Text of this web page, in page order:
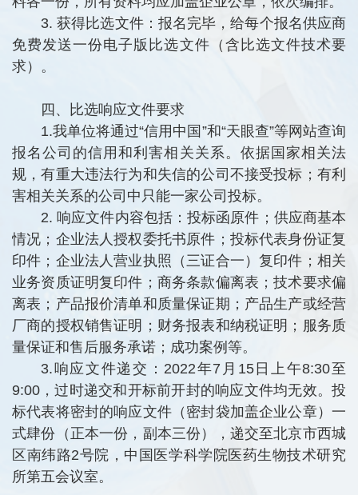
3. 获得比选文件：报名完毕，给每个报名供应商
免费发送一份电子版比选文件（含比选文件技术要
求）。
四、比选响应文件要求
1.我单位将通过“信用中国”和“天眼查”等网站查询
报名公司的信用和利害相关关系。依据国家相关法
规，有重大违法行为和失信的公司不接受投标；有利
害相关关系的公司中只能一家公司投标。
2. 响应文件内容包括：投标函原件；供应商基本
情况；企业法人授权委托书原件；投标代表身份证复
印件；企业法人营业执照（三证合一）复印件；相关
业务资质证明复印件；商务条款偏离表；技术要求偏
离表；产品报价清单和质量保证期；产品生产或经营
厂商的授权销售证明；财务报表和纳税证明；服务质
量保证和售后服务承诺；成功案例等。
3.响应文件递交：2022年7月15日上午8:30至
9:00，过时递交和开标前开封的响应文件均无效。投
标代表将密封的响应文件（密封袋加盖企业公章）一
式肆份（正本一份，副本三份），递交至北京市西城
区南纬路2号院，中国医学科学院医药生物技术研究
所第五会议室。